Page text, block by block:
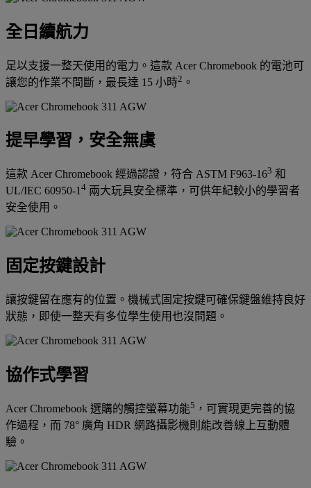
全日續航力
足以支援一整天使用的電力。這款 Acer Chromebook 的電池可
讓您的作業不間斷，最長達 15 小時2 。
提早學習，安全無虞
這款 Acer Chromebook 經過認證，符合 ASTM F963-163 和
UL/IEC 60950-1 4 兩大玩具安全標準，可供年紀較小的學習者
安全使用。
固定按鍵設計
讓按鍵留在應有的位置。機械式固定按鍵可確保鍵盤維持良好
狀態，即使一整天有多位學生使用也沒問題。
協作式學習
Acer Chromebook 選購的觸控螢幕功能5 ，可實現更完善的協
作過程，而 78° 廣角 HDR 網路攝影機則能改善線上互動體
驗。